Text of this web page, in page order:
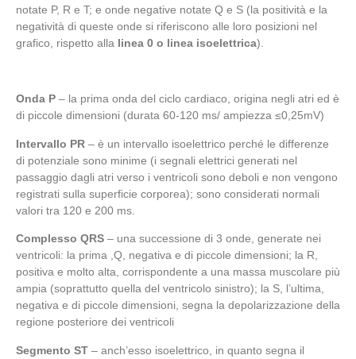
notate P, R e T; e onde negative notate Q e S (la positività e la
negatività di queste onde si riferiscono alle loro posizioni nel
grafico, rispetto alla linea 0 o linea isoelettrica).
Onda P – la prima onda del ciclo cardiaco, origina negli atri ed è
di piccole dimensioni (durata 60-120 ms/ ampiezza ≤0,25mV)
Intervallo PR – è un intervallo isoelettrico perché le differenze
di potenziale sono minime (i segnali elettrici generati nel
passaggio dagli atri verso i ventricoli sono deboli e non vengono
registrati sulla superficie corporea); sono considerati normali
valori tra 120 e 200 ms.
Complesso QRS – una successione di 3 onde, generate nei
ventricoli: la prima ,Q, negativa e di piccole dimensioni; la R,
positiva e molto alta, corrispondente a una massa muscolare più
ampia (soprattutto quella del ventricolo sinistro); la S, l’ultima,
negativa e di piccole dimensioni, segna la depolarizzazione della
regione posteriore dei ventricoli
Segmento ST – anch’esso isoelettrico, in quanto segna il